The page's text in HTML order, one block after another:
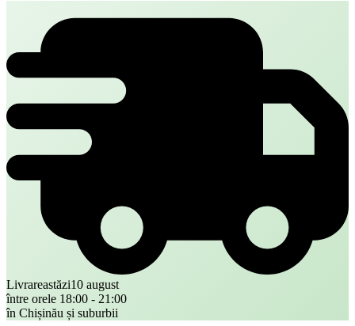
Livrareastăzi10 august
între orele 18:00 - 21:00
în Chișinău și suburbii